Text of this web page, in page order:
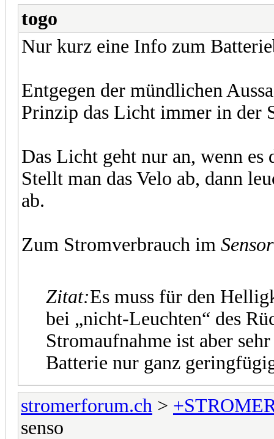
togo
Nur kurz eine Info zum
Entgegen der mündlichen
Prinzip das Licht immer in der
Das Licht geht nur an, wenn
Stellt man das Velo ab, dann
ab.
Zum Stromverbrauch im
Zitat:Es muss für den
bei „nicht-Leuchten“ des
Stromaufnahme ist aber
Batterie nur ganz
stromerforum.ch >
senso